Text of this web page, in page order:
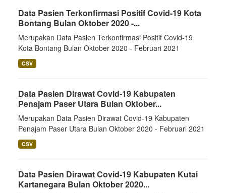
Data Pasien Terkonfirmasi Positif Covid-19 Kota
Bontang Bulan Oktober 2020 -...
Merupakan Data Pasien Terkonfirmasi Positif Covid-19
Kota Bontang Bulan Oktober 2020 - Februari 2021
CSV
Data Pasien Dirawat Covid-19 Kabupaten
Penajam Paser Utara Bulan Oktober...
Merupakan Data Pasien Dirawat Covid-19 Kabupaten
Penajam Paser Utara Bulan Oktober 2020 - Februari 2021
CSV
Data Pasien Dirawat Covid-19 Kabupaten Kutai
Kartanegara Bulan Oktober 2020...